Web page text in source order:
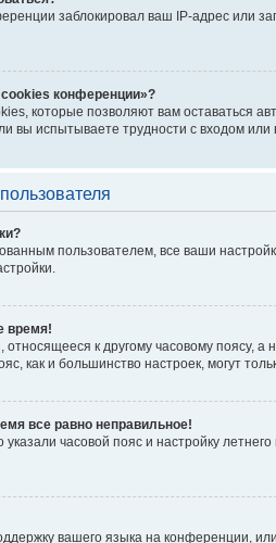
заблокировал ваш IP-адрес или
конференции»?
которые позволяют вам оставаться
вы испытываете трудности с входом
пользователем, все ваши
время!
к другому часовому поясу, а
как и большинство настроек, могут
все равно неправильное!
часовой пояс и настройку
вашего языка на конференции,